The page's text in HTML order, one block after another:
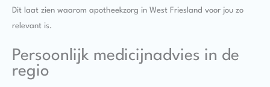
Dit laat zien waarom apotheekzorg in West Friesland voor jou zo
relevant is.
Persoonlijk medicijnadvies in de
regio